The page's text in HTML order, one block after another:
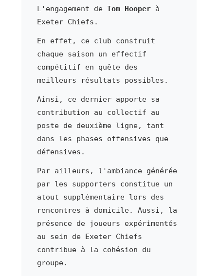
L'engagement de Tom Hooperà
Exeter Chiefs.
En effet, ce club construit
chaque saison un effectif
compétitif en quête des
meilleurs résultats possibles.
Ainsi, ce dernier apporte sa
contribution au collectif au
poste de deuxième ligne, tant
dans les phases offensives que
défensives.
Par ailleurs, l'ambiance générée
par les supporters constitue un
atout supplémentaire lors des
rencontres à domicile. Aussi, la
présence de joueurs expérimentés
au sein de Exeter Chiefs
contribue à la cohésion du
groupe.